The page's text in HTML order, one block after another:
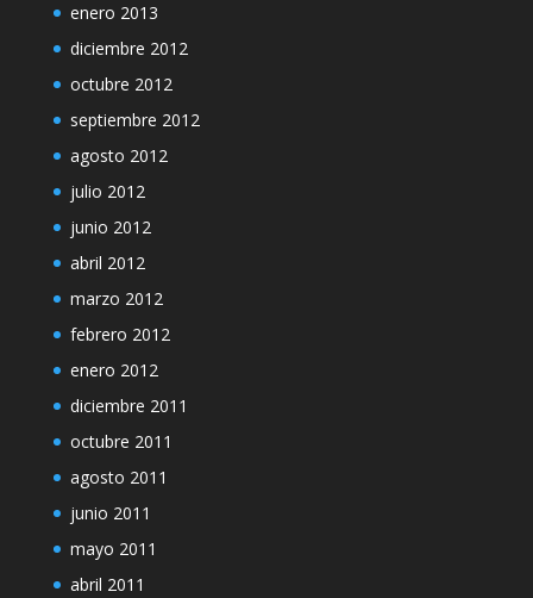
enero 2013
diciembre 2012
octubre 2012
septiembre 2012
agosto 2012
julio 2012
junio 2012
abril 2012
marzo 2012
febrero 2012
enero 2012
diciembre 2011
octubre 2011
agosto 2011
junio 2011
mayo 2011
abril 2011